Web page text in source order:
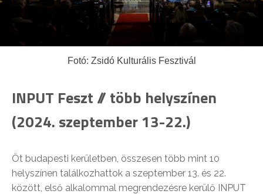
Fotó: Zsidó Kulturális Fesztivál
INPUT Feszt // több helyszínen
(2024. szeptember 13-22.)
Öt budapesti kerületben, összesen több mint 10
helyszínen találkozhattok a szeptember 13. és 22.
között, első alkalommal megrendezésre kerülő INPUT